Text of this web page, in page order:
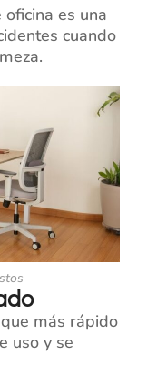
es una
cuando
.
más rápido
uso y se